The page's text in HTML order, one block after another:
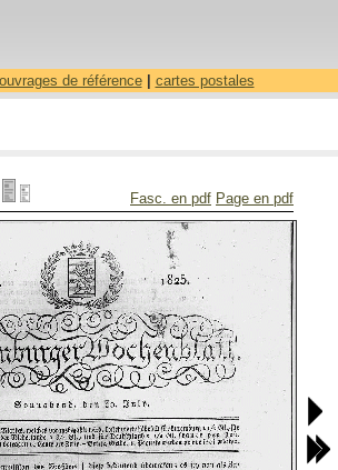
ouvrages de référence| cartes postales
Fasc. en pdf Page en pdf